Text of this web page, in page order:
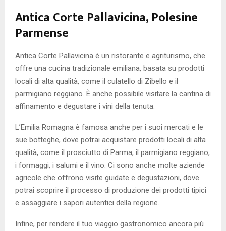
Antica Corte Pallavicina, Polesine
Parmense
Antica Corte Pallavicina è un ristorante e agriturismo, che
offre una cucina tradizionale emiliana, basata su prodotti
locali di alta qualità, come il culatello di Zibello e il
parmigiano reggiano. È anche possibile visitare la cantina di
affinamento e degustare i vini della tenuta.
L’Emilia Romagna è famosa anche per i suoi mercati e le
sue botteghe, dove potrai acquistare prodotti locali di alta
qualità, come il prosciutto di Parma, il parmigiano reggiano,
i formaggi, i salumi e il vino. Ci sono anche molte aziende
agricole che offrono visite guidate e degustazioni, dove
potrai scoprire il processo di produzione dei prodotti tipici
e assaggiare i sapori autentici della regione.
Infine, per rendere il tuo viaggio gastronomico ancora più